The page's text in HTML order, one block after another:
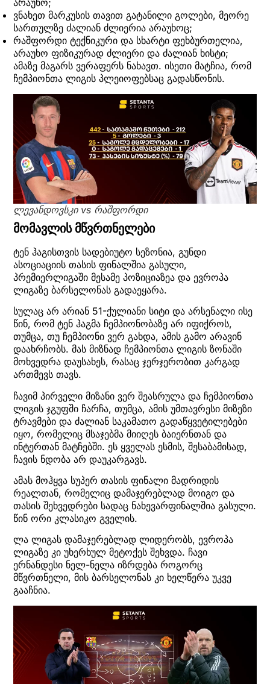
არაუხო;
ვნახეთ მარკუსის თავით გატანილი გოლები, მეორე
სართულზე ძალიან ძლიერია არაუხოც;
რაშფორდი ტექნიკური და სხარტი ფეხბურთელია,
არაუხო ფიზიკურად ძლიერი და ძალიან ხისტი;
ამაზე მაგარს ვერაფერს ნახავთ. ისეთი მატჩია, რომ
ჩემპიონთა ლიგის პლეიოფებსაც გადასწონის.
ლევანდოვსკი vs რაშფორდი
მომავლის მწვრთნელები
ტენ ჰაგისთვის სადებიუტო სეზონია, გუნდი
ასოციაციის თასის ფინალშია გასული,
პრემიერლიგაში მესამე პოზიციაზეა და ევროპა
ლიგაზე ბარსელონას გადაეყარა.
სულაც არ არიან 51-ქულიანი სიტი და არსენალი ისე
წინ, რომ ტენ ჰაგმა ჩემპიონობაზე არ იფიქროს,
თუმცა, თუ ჩემპიონი ვერ გახდა, ამის გამო არავინ
დაახრჩობს. მას მიზნად ჩემპიონთა ლიგის ზონაში
მოხვედრა დაუსახეს, რასაც ჯერჯერობით კარგად
ართმევს თავს.
ჩავიმ პირველი მიზანი ვერ შეასრულა და ჩემპიონთა
ლიგის ჯგუფში ჩარჩა, თუმცა, ამის უმთავრესი მიზეზი
ტრავმები და ძალიან საკამათო გადაწყვეტილებები
იყო, რომელიც მსაჯებმა მიიღეს ბაიერნთან და
ინტერთან მატჩებში. ეს ყველას ესმის, შესაბამისად,
ჩავის ნდობა არ დაუკარგავს.
ამას მოჰყვა სუპერ თასის ფინალი მადრიდის
რეალთან, რომელიც დამაჯერებლად მოიგო და
თასის შეხვედრები სადაც ნახევარფინალშია გასული.
წინ ორი კლასიკო გველის.
ლა ლიგას დამაჯერებლად ლიდერობს, ევროპა
ლიგაზე კი უხერხულ მეტოქეს შეხვდა. ჩავი
ერნანდესი ნელ-ნელა იზრდება როგორც
მწვრთნელი, მის ბარსელონას კი ხელწერა უკვე
გააჩნია.